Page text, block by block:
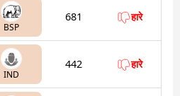
BSP
681 हारे
IND
442 हारे